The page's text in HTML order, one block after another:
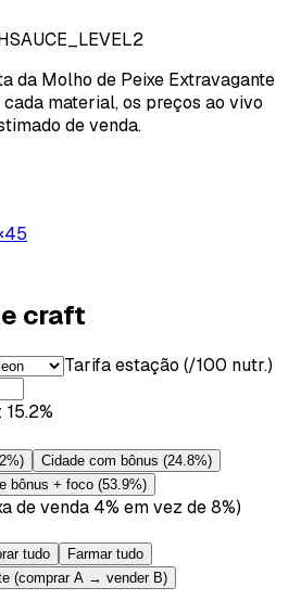
da Molho de Peixe Extravagante
material, os preços ao vivo
de venda.
45
craft
Tarifa estação (/100 nutr.)
: 15.2%
) Cidade com bônus (24.8%)
bônus + foco (53.9%)
de venda 4% em vez de 8%)
tudo
Farmar tudo
(comprar A → vender B)